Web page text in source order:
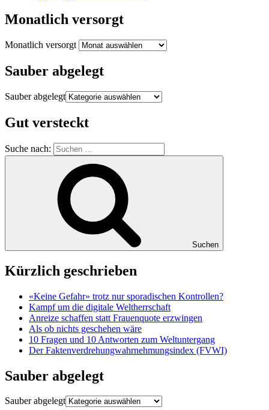
Monatlich versorgt
Monatlich versorgt
Sauber abgelegt
Sauber abgelegt
Gut versteckt
Suche nach:
Suchen
Kürzlich geschrieben
«Keine Gefahr» trotz nur sporadischen Kontrollen?
Kampf um die digitale Weltherrschaft
Anreize schaffen statt Frauenquote erzwingen
Als ob nichts geschehen wäre
10 Fragen und 10 Antworten zum Weltuntergang
Der Faktenverdrehungwahrnehmungsindex (FVWI)
Sauber abgelegt
Sauber abgelegt